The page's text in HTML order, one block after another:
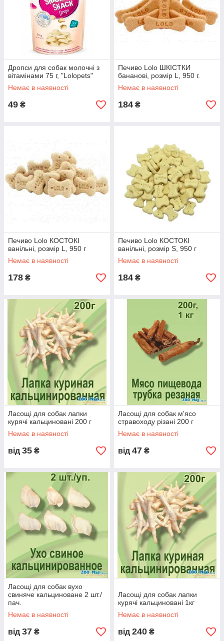
Дропси для собак молочні з
вітамінами 75 г, "Lolopets"
Немає в наявності
49 ₴
Печиво Lolo ШКІСТКИ
бананові, розмір L, 950 г.
Немає в наявності
184 ₴
Печиво Lolo КОСТОКІ
ванільні, розмір L, 950 г
Немає в наявності
178 ₴
Печиво Lolo КОСТОКІ
ванільні, розмір S, 950 г
Немає в наявності
184 ₴
Ласощі для собак лапки
курячі кальциновані 200 г
Немає в наявності
від 35 ₴
Ласощі для собак м'ясо
стравоходу різані 200 г
Немає в наявності
від 47 ₴
Ласощі для собак вухо
свиняче кальциноване 2 шт./
пач.
Немає в наявності
від 37 ₴
Ласощі для собак лапки
курячі кальциновані 1кг
Немає в наявності
від 240 ₴